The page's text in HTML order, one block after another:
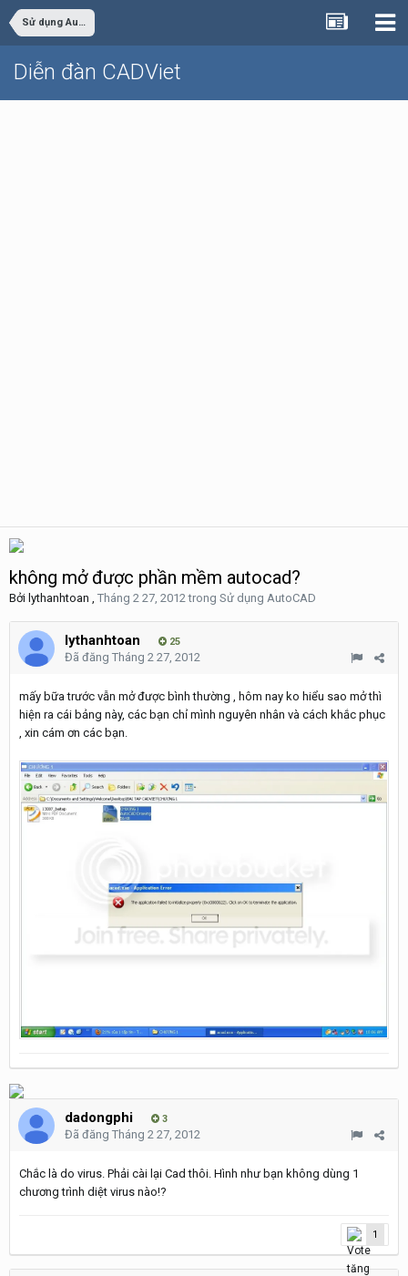
Sử dụng AutoCAD
Diễn đàn CADViet
không mở được phần mềm autocad?
Bởi lythanhtoan , Tháng 2 27, 2012trong Sử dụng AutoCAD
lythanhtoan 25
Đã đăng Tháng 2 27, 2012
mấy bữa trước vẫn mở được bình thường , hôm nay ko hiểu sao mở thì
hiện ra cái bảng này, các bạn chỉ mình nguyên nhân và cách khắc phục
, xin cám ơn các bạn.
dadongphi 3
Đã đăng Tháng 2 27, 2012
Chắc là do virus. Phải cài lại Cad thôi. Hình như bạn không dùng 1
chương trình diệt virus nào!?
1